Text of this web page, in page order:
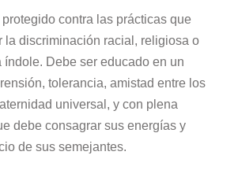
contra las prácticas que
la discriminación racial, religiosa o
índole. Debe ser educado en un
tolerancia, amistad entre los
universal, y con plena
debe consagrar sus energías y
de sus semejantes.